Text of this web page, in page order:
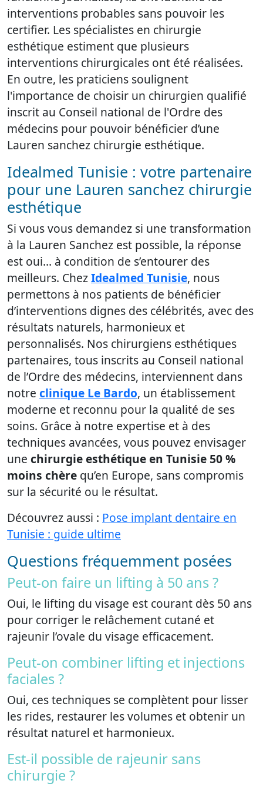
interventions probables sans pouvoir les
certifier. Les spécialistes en chirurgie
esthétique estiment que plusieurs
interventions chirurgicales ont été réalisées.
En outre, les praticiens soulignent
l'importance de choisir un chirurgien qualifié
inscrit au Conseil national de l'Ordre des
médecins pour pouvoir bénéficier d’une
Lauren sanchez chirurgie esthétique.
Idealmed Tunisie : votre partenaire
pour une Lauren sanchez chirurgie
esthétique
Si vous vous demandez si une transformation
à la Lauren Sanchez est possible, la réponse
est oui… à condition de s’entourer des
meilleurs. ChezIdealmed Tunisie, nous
permettons à nos patients de bénéficier
d’interventions dignes des célébrités, avec des
résultats naturels, harmonieux et
personnalisés. Nos chirurgiens esthétiques
partenaires, tous inscrits au Conseil national
de l’Ordre des médecins, interviennent dans
notre clinique Le Bardo, un établissement
moderne et reconnu pour la qualité de ses
soins. Grâce à notre expertise et à des
techniques avancées, vous pouvez envisager
une chirurgie esthétique en Tunisie 50 %
moins chère qu’en Europe, sans compromis
sur la sécurité ou le résultat.
Découvrez aussi : Pose implant dentaire en
Tunisie : guide ultime
Questions fréquemment posées
Peut-on faire un lifting à 50 ans ?
Oui, le lifting du visage est courant dès 50 ans
pour corriger le relâchement cutané et
rajeunir l’ovale du visage efficacement.
Peut-on combiner lifting et injections
faciales ?
Oui, ces techniques se complètent pour lisser
les rides, restaurer les volumes et obtenir un
résultat naturel et harmonieux.
Est-il possible de rajeunir sans
chirurgie ?